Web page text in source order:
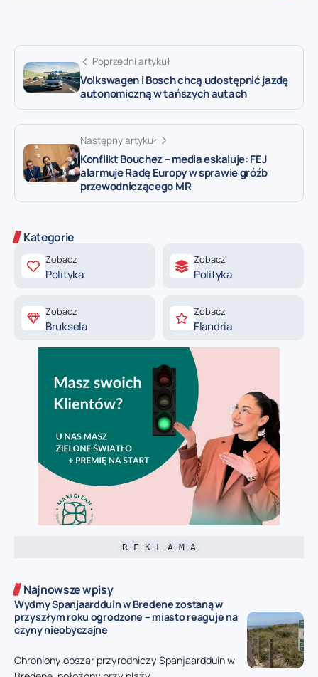
Poprzedni artykuł
Volkswagen i Bosch chcą udostępnić jazdę
autonomiczną w tańszych autach
Następny artykuł
Konflikt Bouchez – media eskaluje: FEJ
alarmuje Radę Europy w sprawie gróźb
przewodniczącego MR
Kategorie
Zobacz
Polityka
Zobacz
Polityka
Zobacz
Bruksela
Zobacz
Flandria
R E K L A M A
Najnowsze wpisy
Wydmy Spanjaardduin w Bredene zostaną w
przyszłym roku ogrodzone – miasto reaguje na
czyny nieobyczajne
Chroniony obszar przyrodniczy Spanjaardduin w